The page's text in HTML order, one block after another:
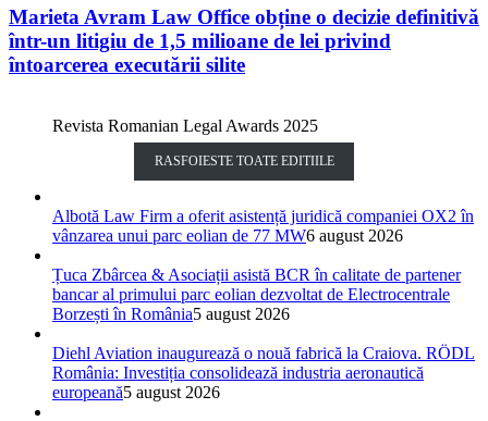
Marieta Avram Law Office obține o decizie definitivă
într-un litigiu de 1,5 milioane de lei privind
întoarcerea executării silite
Revista Romanian Legal Awards 2025
RASFOIESTE TOATE EDITIILE
Albotă Law Firm a oferit asistență juridică companiei OX2 în
vânzarea unui parc eolian de 77 MW6 august 2026
Țuca Zbârcea & Asociații asistă BCR în calitate de partener
bancar al primului parc eolian dezvoltat de Electrocentrale
Borzești în România5 august 2026
Diehl Aviation inaugurează o nouă fabrică la Craiova. RÖDL
România: Investiția consolidează industria aeronautică
europeană5 august 2026